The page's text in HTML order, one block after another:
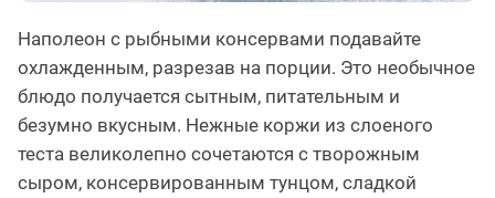
Наполеон с рыбными консервами подавайте
охлажденным, разрезав на порции. Это необычное
блюдо получается сытным, питательным и
безумно вкусным. Нежные коржи из слоеного
теста великолепно сочетаются с творожным
сыром, консервированным тунцом, сладкой